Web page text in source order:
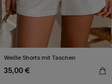
Weiße Shorts mit Taschen
35,00 €